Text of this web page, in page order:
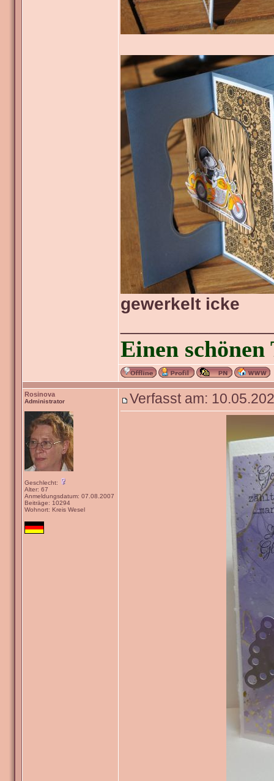
gewerkelt icke
Einen
Rosinova
Administrator
Geschlecht:
Alter: 67
Anmeldungsdatum: 07.08.2007
Beiträge: 10294
Wohnort: Kreis Wesel
Verfasst am: